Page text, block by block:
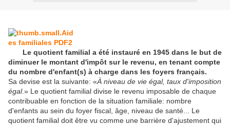
Le quotient familial a été instauré en 1945 dans le but de
diminuer le montant d'impôt sur le revenu, en tenant compte
du nombre d'enfant(s) à charge dans les foyers français.
Sa devise est la suivante: «À niveau de vie égal, taux d'imposition
égal.» Le quotient familial divise le revenu imposable de chaque
contribuable en fonction de la situation familiale: nombre
d'enfants au sein du foyer fiscal, âge, niveau de santé... Le
quotient familial doit être vu comme une barrière d'ajustement qui